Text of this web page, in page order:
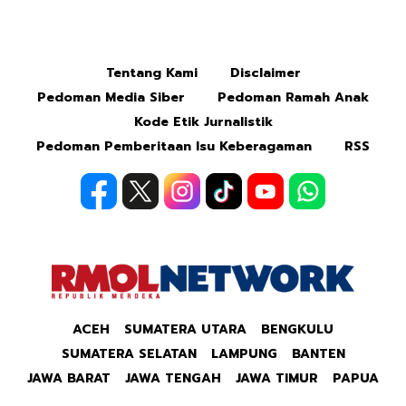
Tentang Kami
Disclaimer
Pedoman Media Siber
Pedoman Ramah Anak
Kode Etik Jurnalistik
Pedoman Pemberitaan Isu Keberagaman
RSS
ACEH SUMATERA UTARA
BENGKULU
SUMATERA SELATAN
LAMPUNG
BANTEN
JAWA BARAT
JAWA TENGAH JAWA TIMUR PAPUA